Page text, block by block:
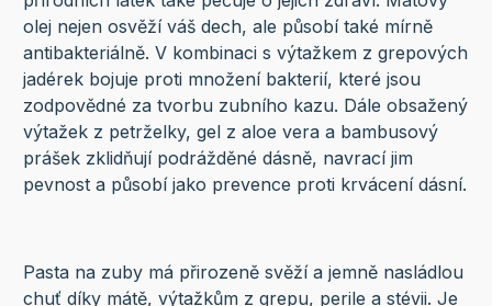
olej nejen osvěží váš dech, ale působí také mírně
antibakteriálně. V kombinaci s výtažkem z grepových
jadérek bojuje proti množení bakterií, které jsou
zodpovědné za tvorbu zubního kazu. Dále obsažený
výtažek z petrželky, gel z aloe vera a bambusový
prášek zklidňují podrážděné dásně, navrací jim
pevnost a působí jako prevence proti krvácení dásní.
Pasta na zuby má přirozeně svěží a jemně nasládlou
chuť díky mátě, výtažkům z grepu, perile a stévii. Je